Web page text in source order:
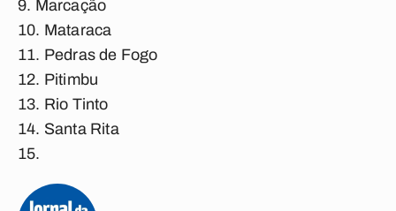
Marcação
Mataraca
Pedras de Fogo
Pitimbu
Rio Tinto
Santa Rita